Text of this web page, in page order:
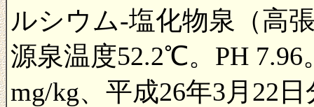
ルシウム-塩化物泉（高
源泉温度52.2℃。PH
mg/kg、平成26年3月22